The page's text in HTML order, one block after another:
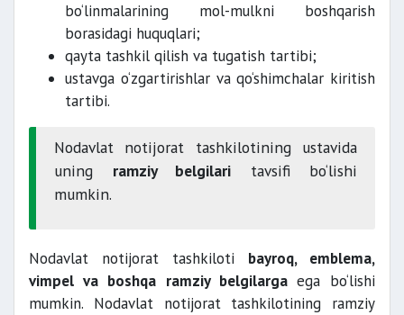
bo‘linmalarining mol-mulkni boshqarish
borasidagi huquqlari;
qayta tashkil qilish va tugatish tartibi;
ustavga o‘zgartirishlar va qo‘shimchalar kiritish
tartibi.
Nodavlat notijorat tashkilotining ustavida
uning ramziy belgilari tavsifi bo‘lishi
mumkin.
Nodavlat notijorat tashkiloti bayroq, emblema,
vimpel va boshqa ramziy belgilarga ega bo‘lishi
mumkin. Nodavlat notijorat tashkilotining ramziy